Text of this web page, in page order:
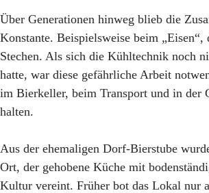
Über Generationen hinweg blieb die
Konstante. Beispielsweise beim „Eisen“,
Stechen. Als sich die Kühltechnik noch
hatte, war diese gefährliche Arbeit
im Bierkeller, beim Transport und in der
halten.
Aus der ehemaligen Dorf-Bierstube
Ort, der gehobene Küche mit
Kultur vereint. Früher bot das Lokal nur